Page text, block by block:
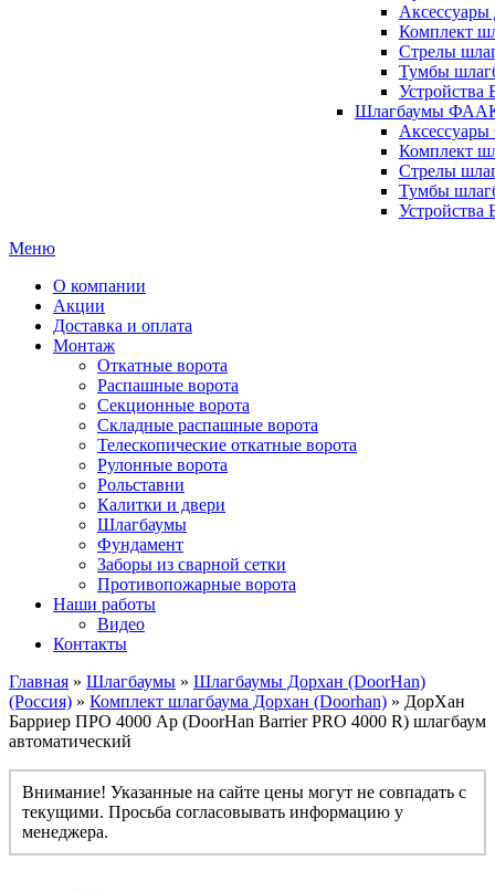
Комплект
Стрелы
Тумбы
Устройства
Шлагбаумы ФААК
Комплект
Стрелы
Тумбы
Меню
О компании
Акции
Доставка и оплата
Монтаж
Откатные ворота
Распашные ворота
Секционные ворота
Складные распашные ворота
Телескопические откатные ворота
Рулонные ворота
Рольставни
Калитки и двери
Шлагбаумы
Фундамент
Заборы из сварной сетки
Противопожарные ворота
Наши работы
Видео
Контакты
Главная » Шлагбаумы » Шлагбаумы Дорхан (DoorHan)
(Россия) » Комплект шлагбаума Дорхан (Doorhan) » ДорХан
Барриер ПРО 4000 Ар (DoorHan Barrier PRO 4000 R) шлагбаум
автоматический
Внимание! Указанные на сайте цены могут не совпадать с
текущими. Просьба согласовывать информацию у
менеджера.